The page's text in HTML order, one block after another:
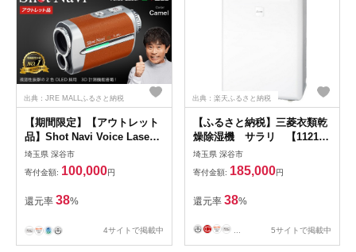
出典：JRE MALLふるさと納税
【期間限定】【アウトレット
品】Shot Navi Voice Laser
GR Leo（ショットナビ ボイ
スレーザーGRレオ）＜カラ
ー：キャメル（Camel）＞
【11218-0867】
埼玉県 深谷市
寄付金額: 100,000円
還元率 38%
4サイトで掲載中
出典：楽天ふるさと納税
【ふるさと納税】三菱衣類乾
燥除湿機 サラリ 【11218-
1027】 ＃ 三菱電機 MJ-
M120ZX-W 衣類 乾燥 除湿 除
湿機 湿気 家電 大容量 コンプ
レッサー式 部屋干し クリー
ン 清潔 湿度管理 快適 新生活
埼玉県 深谷市
埼玉県 深谷市
寄付金額: 185,000円
還元率 38%
... 5サイトで掲載中